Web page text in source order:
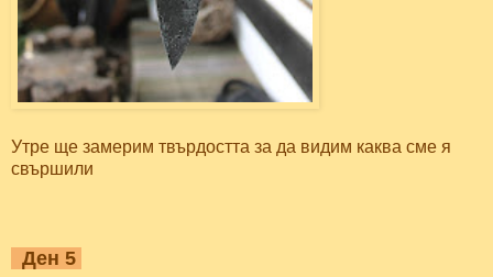
Утре ще замерим твърдостта за да видим каква сме я
свършили
Ден 5